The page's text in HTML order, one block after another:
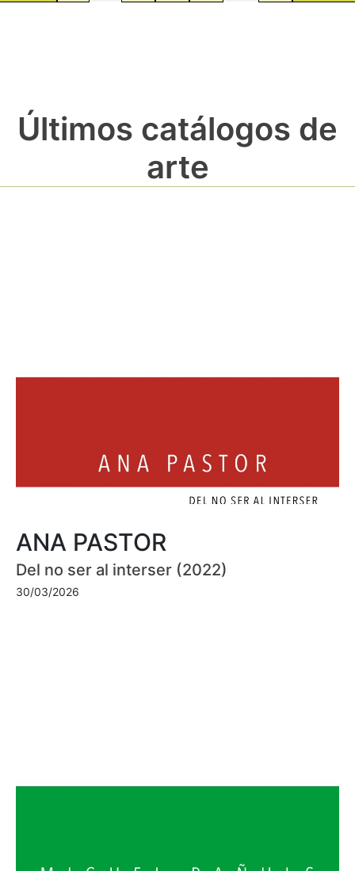
Últimos catálogos de
arte
ANA PASTOR
Del no ser al interser (2022)
30/03/2026